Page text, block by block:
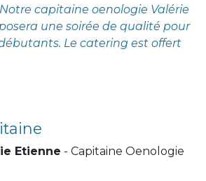
capitaine oenologie Valérie
une soirée de qualité pour
Le catering est offert
Etienne - Capitaine Oenologie